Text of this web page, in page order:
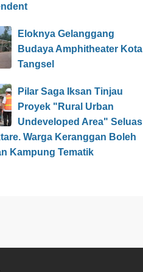
Eloknya Gelanggang
Budaya Amphitheater Kota
Tangsel
Pilar Saga Iksan Tinjau
Proyek "Rural Urban
Undeveloped Area" Seluas
Warga Keranggan Boleh
Kampung Tematik